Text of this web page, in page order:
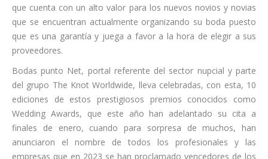
que cuenta con un alto valor para los nuevos novios y novias
que se encuentran actualmente organizando su boda puesto
que es una garantía y juega a favor a la hora de elegir a sus
proveedores.
Bodas punto Net, portal referente del sector nupcial y parte
del grupo The Knot Worldwide, lleva celebradas, con esta, 10
ediciones de estos prestigiosos premios conocidos como
Wedding Awards, que este año han adelantado su cita a
finales de enero, cuando para sorpresa de muchos, han
anunciaron el nombre de todos los profesionales y las
empresas que en 2023 se han proclamado vencedores de los